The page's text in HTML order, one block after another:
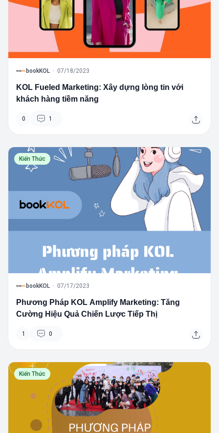
B bookKOL · 07/18/2023
KOL Fueled Marketing: Xây dựng lòng tin với
khách hàng tiềm năng
0 1
Kiến Thức
B bookKOL · 07/17/2023
Phương Pháp KOL Amplify Marketing: Tăng
Cường Hiệu Quả Chiến Lược Tiếp Thị
1 0
Kiến Thức